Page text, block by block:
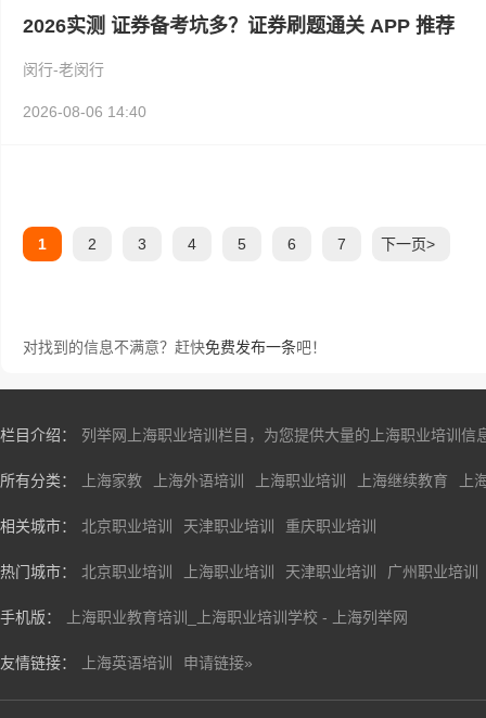
2026实测 证券备考坑多？证券刷题通关 APP 推荐
闵行-老闵行
2026-08-06 14:40
1 2 3 4 5 6 7 下一页>
对找到的信息不满意？赶快免费发布一条吧！
栏目介绍： 列举网上海职业培训栏目，为您提供大量的上海职业培训
所有分类： 上海家教 上海外语培训 上海职业培训 上海继续教育 上
相关城市： 北京职业培训 天津职业培训 重庆职业培训
热门城市： 北京职业培训 上海职业培训 天津职业培训 广州职业培训
手机版： 上海职业教育培训_上海职业培训学校 - 上海列举网
友情链接： 上海英语培训 申请链接»